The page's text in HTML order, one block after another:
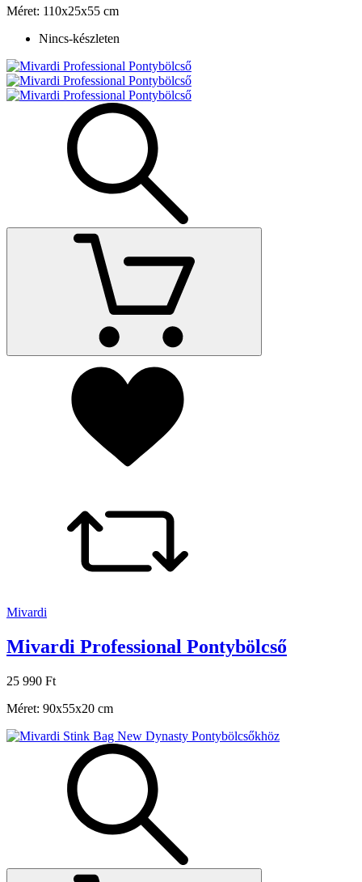
Méret: 110x25x55 cm
Nincs-készleten
Mivardi
Mivardi Professional Pontybölcső
25 990 Ft
Méret: 90x55x20 cm